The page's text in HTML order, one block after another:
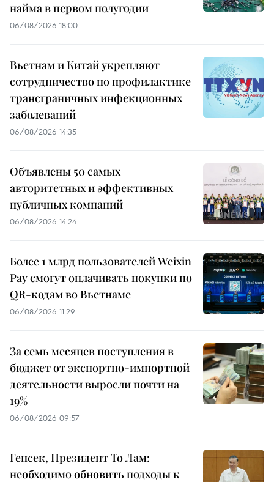
найма в первом полугодии
06/08/2026 18:00
Вьетнам и Китай укрепляют
сотрудничество по профилактике
трансграничных инфекционных
заболеваний
06/08/2026 14:35
Объявлены 50 самых
авторитетных и эффективных
публичных компаний
06/08/2026 14:24
Более 1 млрд пользователей Weixin
Pay смогут оплачивать покупки по
QR-кодам во Вьетнаме
06/08/2026 11:29
За семь месяцев поступления в
бюджет от экспортно-импортной
деятельности выросли почти на
19%
06/08/2026 09:57
Генсек, Президент То Лам:
необходимо обновить подходы к